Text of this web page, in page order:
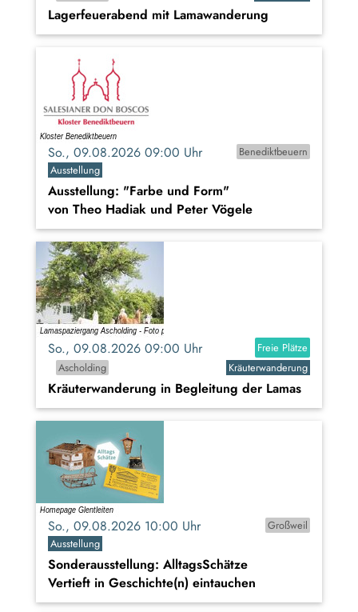
Lagerfeuerabend mit Lamawanderung
So., 09.08.2026 09:00 Uhr
Benediktbeuern
Ausstellung
Ausstellung: "Farbe und Form"
von Theo Hadiak und Peter Vögele
So., 09.08.2026 09:00 Uhr
Freie Plätze
Ascholding
Kräuterwanderung
Kräuterwanderung in Begleitung der Lamas
So., 09.08.2026 10:00 Uhr
Großweil
Ausstellung
Sonderausstellung: AlltagsSchätze
Vertieft in Geschichte(n) eintauchen